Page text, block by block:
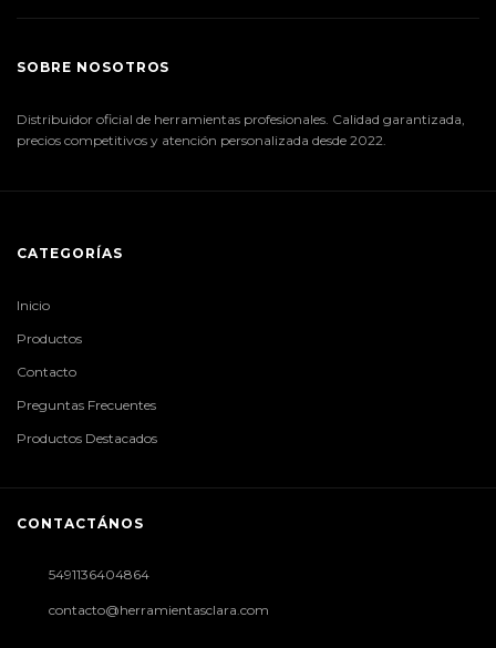
SOBRE NOSOTROS
Distribuidor oficial de herramientas profesionales. Calidad garantizada,
precios competitivos y atención personalizada desde 2022.
CATEGORÍAS
Inicio
Productos
Contacto
Preguntas Frecuentes
Productos Destacados
CONTACTÁNOS
5491136404864
contacto@herramientasclara.com